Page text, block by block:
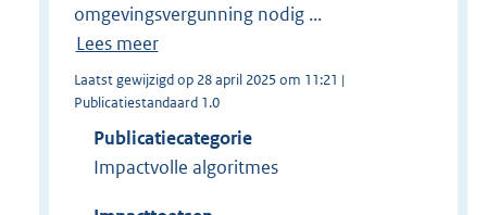
omgevingsvergunning nodig ...
Lees meer
Laatst gewijzigd op 28 april 2025 om 11:21 |
Publicatiestandaard 1.0
Publicatiecategorie
Impactvolle algoritmes